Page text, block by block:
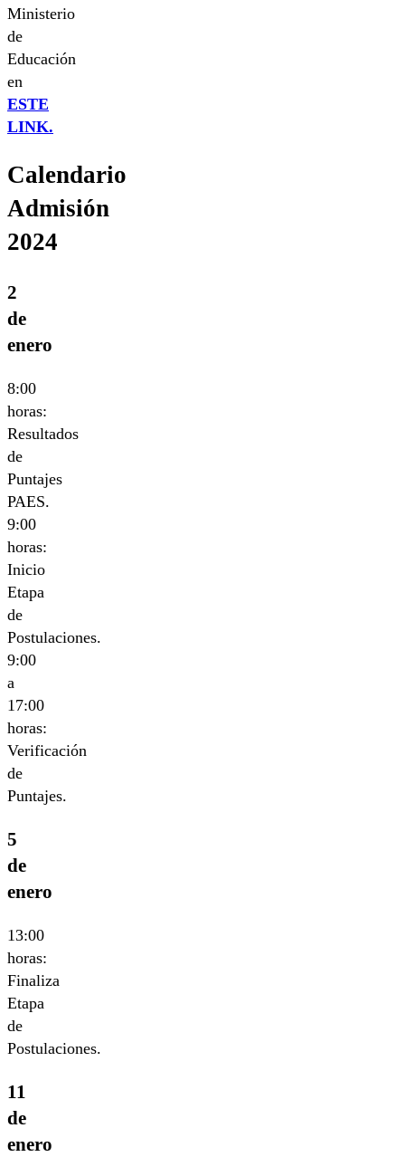
Ministerio
de
Educación
en
ESTE
LINK.
Calendario
Admisión
2024
2
de
enero
8:00
horas:
Resultados
de
Puntajes
PAES.
9:00
horas:
Inicio
Etapa
de
Postulaciones.
9:00
a
17:00
horas:
Verificación
de
Puntajes.
5
de
enero
13:00
horas:
Finaliza
Etapa
de
Postulaciones.
11
de
enero